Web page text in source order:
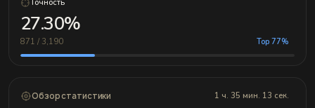
Точность
27.30%
871 / 3,190 Top 77%
Обзор статистики 1 ч. 35 мин. 13 сек.